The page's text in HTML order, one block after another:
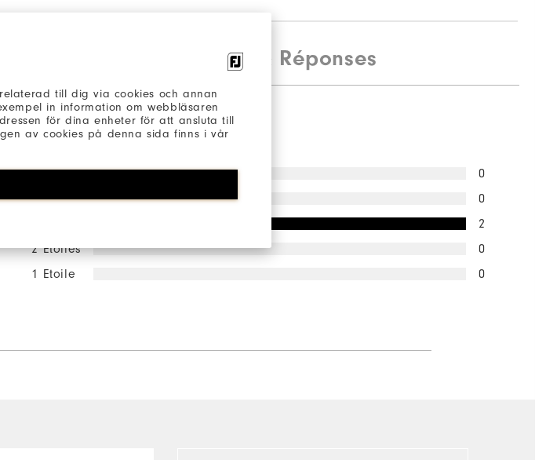
till dig via cookies och annan
in information om webbläsaren
för dina enheter för att ansluta till
av cookies på denna sida finns i vår
Questions & Réponses
la répartition des notes
5 Etoiles
0
4 Etoiles
0
2
2 Etoiles
0
1 Etoile
0